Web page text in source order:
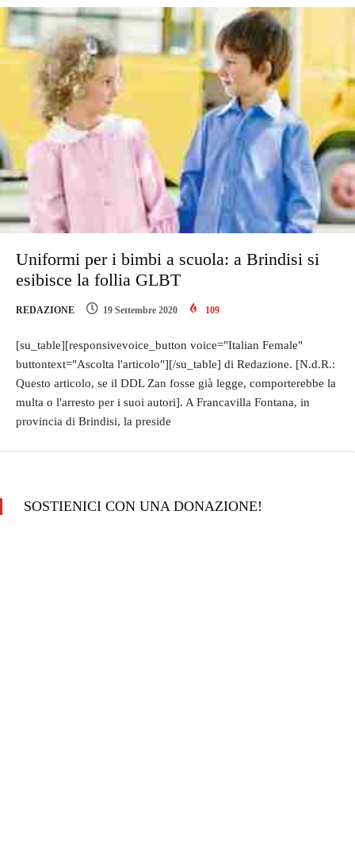
Uniformi per i bimbi a scuola: a Brindisi si
esibisce la follia GLBT
REDAZIONE 19 Settembre 2020 109
[su_table][responsivevoice_button voice="Italian Female"
buttontext="Ascolta l'articolo"][/su_table] di Redazione. [N.d.R.:
Questo articolo, se il DDL Zan fosse già legge, comporterebbe la
multa o l'arresto per i suoi autori]. A Francavilla Fontana, in
provincia di Brindisi, la preside
SOSTIENICI CON UNA DONAZIONE!